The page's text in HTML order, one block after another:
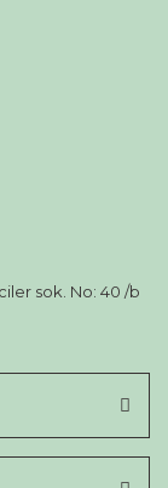
sok. No: 40 /b